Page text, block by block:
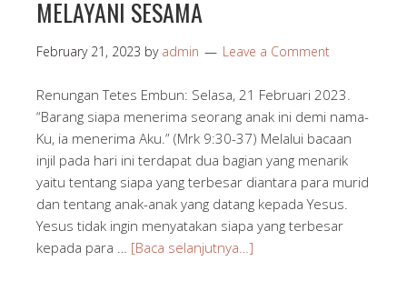
MELAYANI SESAMA
February 21, 2023 by admin Leave a Comment
Renungan Tetes Embun: Selasa, 21 Februari 2023.
“Barang siapa menerima seorang anak ini demi nama-
Ku, ia menerima Aku.” (Mrk 9:30-37) Melalui bacaan
injil pada hari ini terdapat dua bagian yang menarik
yaitu tentang siapa yang terbesar diantara para murid
dan tentang anak-anak yang datang kepada Yesus.
Yesus tidak ingin menyatakan siapa yang terbesar
kepada para … [Baca selanjutnya…]